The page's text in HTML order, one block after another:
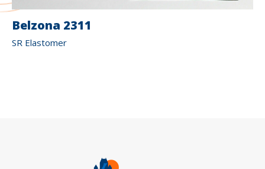
Belzona 2311
SR Elastomer